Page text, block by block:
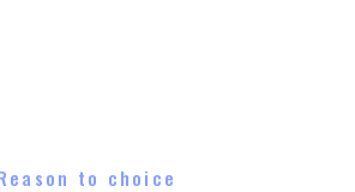
to choice